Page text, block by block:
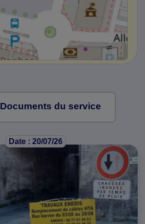
Documents du service
Date : 20/07/26